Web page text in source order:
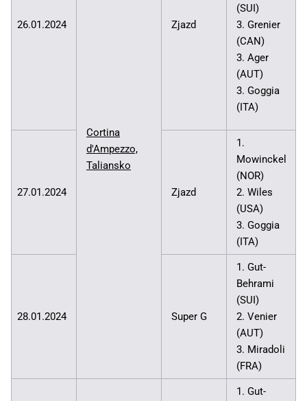
26.01.2024
Cortina
d'Ampezzo,
Taliansko
Zjazd
(SUI)
3. Grenier
(CAN)
3. Ager
(AUT)
3. Goggia
(ITA)
27.01.2024 Zjazd
1.
Mowinckel
(NOR)
2. Wiles
(USA)
3. Goggia
(ITA)
28.01.2024 Super G
1. Gut-
Behrami
(SUI)
2. Venier
(AUT)
3. Miradoli
(FRA)
1. Gut-